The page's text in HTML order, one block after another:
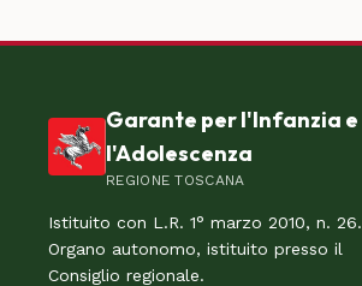
Garante per l'Infanzia e
l'Adolescenza
REGIONE TOSCANA
Istituito con L.R. 1° marzo 2010, n. 26.
Organo autonomo, istituito presso il
Consiglio regionale.